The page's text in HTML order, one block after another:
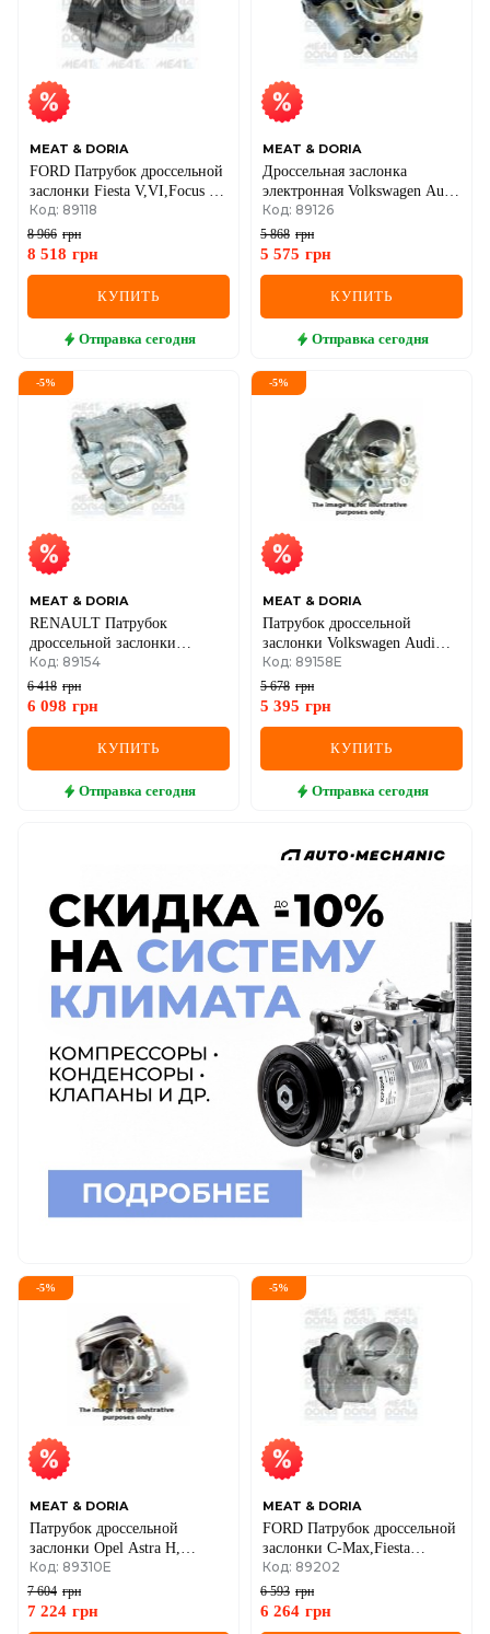
MEAT & DORIA
FORD Патрубок дроссельной
заслонки Fiesta V,VI,Focus II
1.6TDCi 04-
Код: 89118
8 966 грн
8 518 грн
КУПИТЬ
Отправка сегодня
MEAT & DORIA
Дроссельная заслонка
электронная Volkswagen Audi
A4/A6 1.8T, Passat, Skoda
Superb
Код: 89126
5 868 грн
5 575 грн
КУПИТЬ
Отправка сегодня
-5%
MEAT & DORIA
RENAULT Патрубок
дроссельной заслонки
Kangoo,Clio II 1.2 01-
Код: 89154
6 418 грн
6 098 грн
КУПИТЬ
Отправка сегодня
-5%
MEAT & DORIA
Патрубок дроссельной
заслонки Volkswagen Audi
A3, Q3, Skoda Fabia II,
Superb Yeti, Caddy III, Golf
VI, Jetta IV, Passat, Polo,
Код: 89158E
5 678 грн
5 395 грн
КУПИТЬ
Отправка сегодня
-5%
MEAT & DORIA
Патрубок дроссельной
заслонки Opel Astra H,
Signum, Vectra C, Zafira,
Chevrolet Cruze, Orlando
1.6/1.8 2005–
Код: 89310E
7 604 грн
7 224 грн
-5%
MEAT & DORIA
FORD Патрубок дроссельной
заслонки C-Max,Fiesta
V,Focus II,Mondeo IV,S-Max
Код: 89202
6 593 грн
6 264 грн